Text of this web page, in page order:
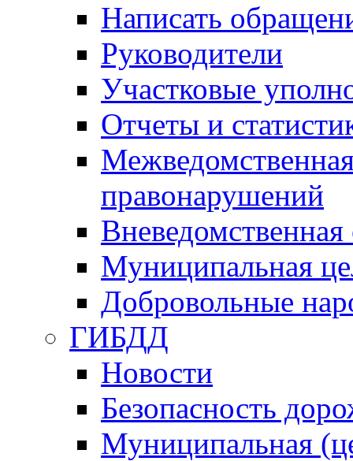
Написать
Руководители
Участковые
Отчеты и
правонарушений
Вневедомственная
Муниципальная
Добровольные
ГИБДД
Новости
Безопасность
Муниципальная